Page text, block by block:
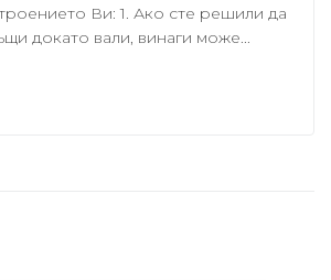
Ви: 1. Ако сте решили да
докато вали, винаги може...